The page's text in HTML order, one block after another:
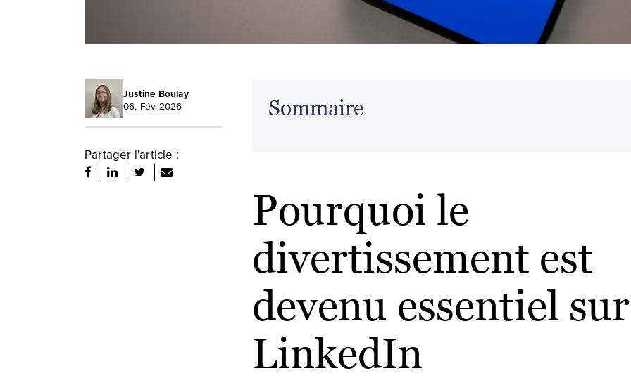
Justine Boulay
06, Fév 2026
Partager l'article :
Sommaire
Pourquoi le
divertissement est
devenu essentiel sur
LinkedIn